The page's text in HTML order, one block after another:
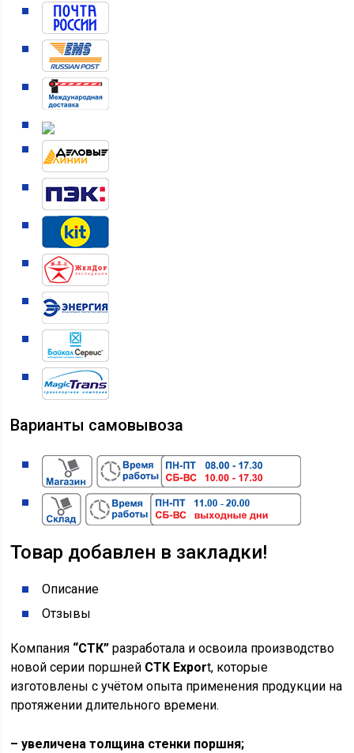
Варианты самовывоза
Товар добавлен в закладки!
Описание
Отзывы
Компания “СТК” разработала и освоила производство
новой серии поршней СТК Export, которые
изготовлены с учётом опыта применения продукции на
протяжении длительного времени.
– увеличена толщина стенки поршня;